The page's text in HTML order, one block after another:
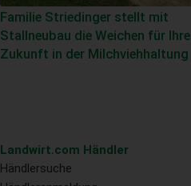
Familie Striedinger stellt mit
Stallneubau die Weichen für Ihre
Zukunft in der Milchviehhaltung
Landwirt.com Händler
Händlersuche